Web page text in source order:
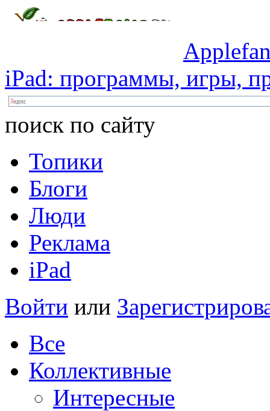
iPad: программы, игры,
поиск по сайту
Топики
Блоги
Люди
Реклама
iPad
Войти или
Все
Коллективные
Интересные